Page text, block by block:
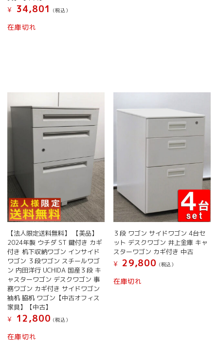
¥
34,801 (税込）
在庫切れ
【法人限定送料無料】 【美品】
2024年製 ウチダ ST 鍵付き カギ
付き 机下収納ワゴン インサイド
ワゴン ３段ワゴン スチールワゴ
ン 内田洋行 UCHIDA 国産３段 キ
ャスターワゴン デスクワゴン 事
務ワゴン カギ付き サイドワゴン
袖机 脇机 ワゴン【中古オフィス
家具】【中古】
¥
12,800 (税込）
在庫切れ
３段 ワゴン サイドワゴン 4台セ
ット デスクワゴン 井上金庫 キャ
スターワゴン カギ付き 中古
¥ 29,800 (税込）
在庫切れ